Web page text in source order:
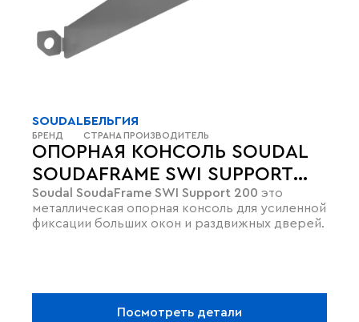
ОПОРНАЯ КОНСОЛЬ SOUDAL
SOUDAFRAME SWI SUPPORT
200 ДЛЯ ТЯЖЁЛЫХ ОКОН
Soudal SoudaFrame SWI Support 200
металлическая опорная консоль для усиленной
фиксации больших окон и раздвижных дверей.
SOUDAL
БРЕНД
БЕЛЬГИЯ
СТРАНА ПРОИЗВОДИТЕЛЬ
Посмотреть детали